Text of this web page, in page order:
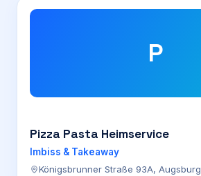
P
Pizza Pasta Heimservice
Imbiss & Takeaway
Königsbrunner Straße 93A, Augsburg